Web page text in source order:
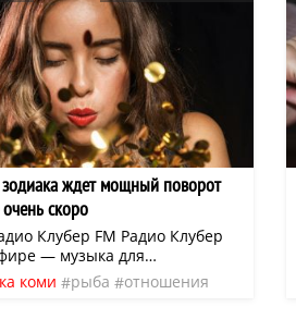
зодиака ждет мощный поворот
скоро
Клубер FM Радио Клубер
— музыка для
отдыха и повседневных дел.
или в приложении:
коми рыба
отношения